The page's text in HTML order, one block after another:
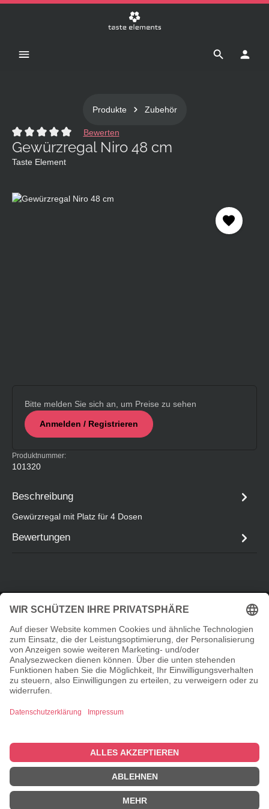
Produkte Zubehör
Durchschnittliche Bewertung von 0 von 5 Sternen
Bewerten
Gewürzregal Niro 48 cm
Taste Element
Bildergalerie überspringen
Bitte melden Sie sich an, um Preise zu sehen
Anmelden / Registrieren
Produktnummer:
101320
Beschreibung
Gewürzregal mit Platz für 4 Dosen
Bewertungen
Service-Hotline
Informationen
Shopservice
© 2026 Taste Elements Shop - with